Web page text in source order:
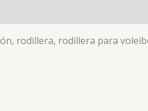
rodillera, rodillera para